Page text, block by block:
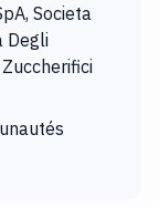
Societa
Degli